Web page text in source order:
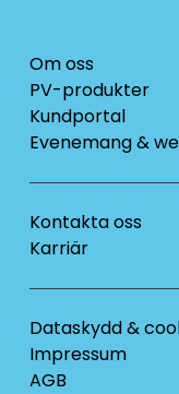
Om oss
PV-produkter
Kundportal
Evenemang &
Kontakta oss
Karriär
Dataskydd &
Impressum
AGB